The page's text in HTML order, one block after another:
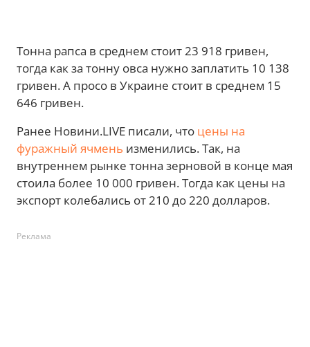
Тонна рапса в среднем стоит 23 918 гривен,
тогда как за тонну овса нужно заплатить 10 138
гривен. А просо в Украине стоит в среднем 15
646 гривен.
Ранее Новини.LIVE писали, что цены на
фуражный ячмень изменились. Так, на
внутреннем рынке тонна зерновой в конце мая
стоила более 10 000 гривен. Тогда как цены на
экспорт колебались от 210 до 220 долларов.
Реклама